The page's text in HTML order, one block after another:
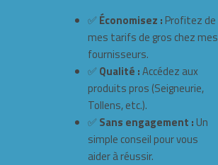
✅ Économisez : Profitez de
mes tarifs de gros chez mes
fournisseurs.
✅ Qualité :Accédez aux
produits pros (Seigneurie,
Tollens, etc.).
✅ Sans engagement : Un
simple conseil pour vous
aider à réussir.